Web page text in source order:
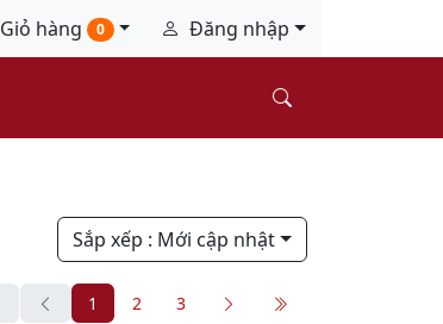
Giỏ hàng 0 Đăng nhập
Sắp xếp : Mới cập nhật
1 2 3